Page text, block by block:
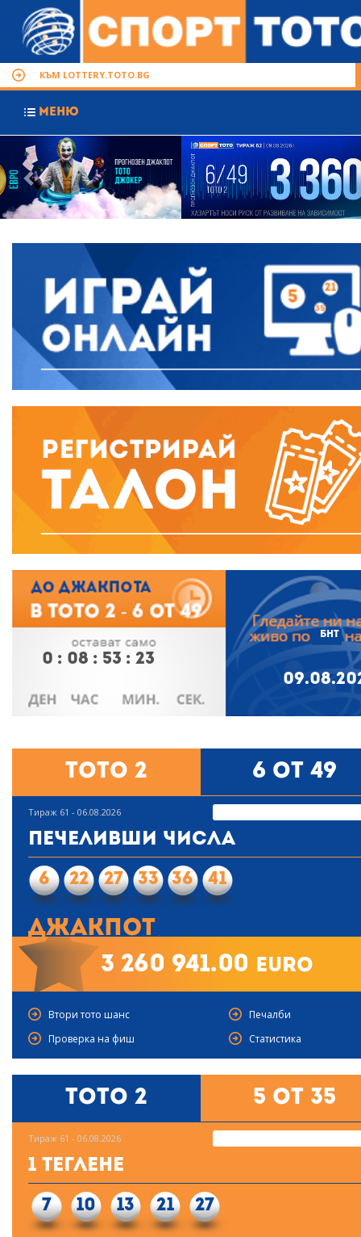
КЪМ LOTTERY.TOTO.BG
МЕНЮ
@Previous
0 : 08 : 53 : 22
БНТ
Тото 2 6 от 49
Тираж 61 - 06.08.2026
Печеливши числа
6 22 27 33 36 41
Джакпот
3 260 941.00
euro
Втори тото шанс
Печалби
Проверка на фиш
Статистика
Тото 2 5 от 35
Тираж 61 - 06.08.2026
1 Теглене
7 10 13 21 27